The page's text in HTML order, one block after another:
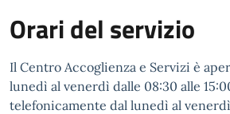
Orari del servizio
Il Centro Accoglienza e Servizi è
lunedì al venerdì dalle 08:30 alle
telefonicamente dal lunedì al